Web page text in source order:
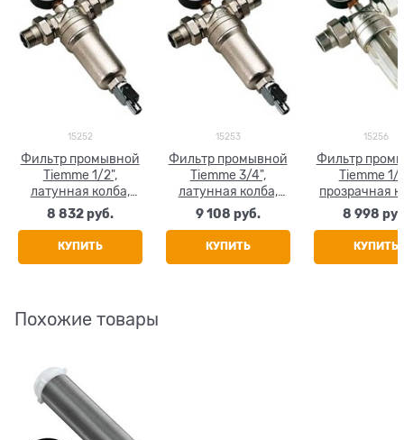
15252
Фильтр промывной
Tiemme 1/2",
латунная колба,
манометр, сгоны
8 832 руб.
КУПИТЬ
15253
Фильтр промывной
Tiemme 3/4",
латунная колба,
манометр, сгоны
9 108 руб.
КУПИТЬ
15256
Фильтр
Tiemme 1/
прозрачная
манометр,
8 998
КУПИТЬ
Похожие товары